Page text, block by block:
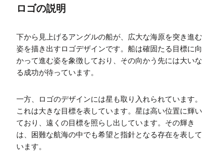
ロゴの説明
下から見上げるアングルの船が、広大な海原を突き進む
姿を描き出すロゴデザインです。船は確固たる目標に向
かって進む姿を象徴しており、その向かう先には大いな
る成功が待っています。
一方、ロゴのデザインには星も取り入れられています。
これは大きな目標を表しています。星は高い位置に輝い
ており、遠くの目標を照らし出しています。その輝き
は、困難な航海の中でも希望と指針となる存在を表して
います。